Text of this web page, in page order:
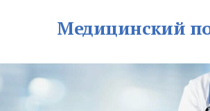
Медицинский